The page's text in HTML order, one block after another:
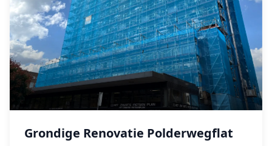
Grondige Renovatie Polderwegflat